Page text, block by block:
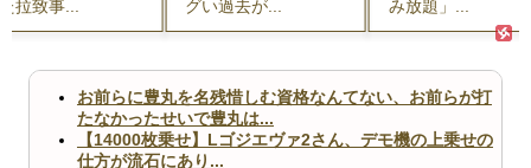
拉致事...
グい過去が...
み放題」...
お前らに豊丸を名残惜しむ資格なんてない、お前らが打
たなかったせいで豊丸は...
【14000枚乗せ】Lゴジエヴァ2さん、デモ機の上乗せの
仕方が流石にあり...